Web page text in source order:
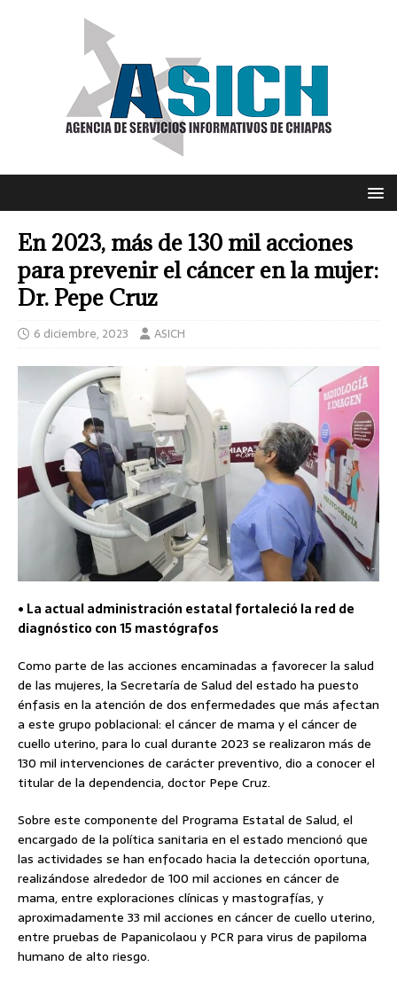
En 2023, más de 130 mil acciones
para prevenir el cáncer en la mujer:
Dr. Pepe Cruz
6 diciembre, 2023 ASICH
• La actual administración estatal fortaleció la red de
diagnóstico con 15 mastógrafos
Como parte de las acciones encaminadas a favorecer la salud
de las mujeres, la Secretaría de Salud del estado ha puesto
énfasis en la atención de dos enfermedades que más afectan
a este grupo poblacional: el cáncer de mama y el cáncer de
cuello uterino, para lo cual durante 2023 se realizaron más de
130 mil intervenciones de carácter preventivo, dio a conocer el
titular de la dependencia, doctor Pepe Cruz.
Sobre este componente del Programa Estatal de Salud, el
encargado de la política sanitaria en el estado mencionó que
las actividades se han enfocado hacia la detección oportuna,
realizándose alrededor de 100 mil acciones en cáncer de
mama, entre exploraciones clínicas y mastografías, y
aproximadamente 33 mil acciones en cáncer de cuello uterino,
entre pruebas de Papanicolaou y PCR para virus de papiloma
humano de alto riesgo.